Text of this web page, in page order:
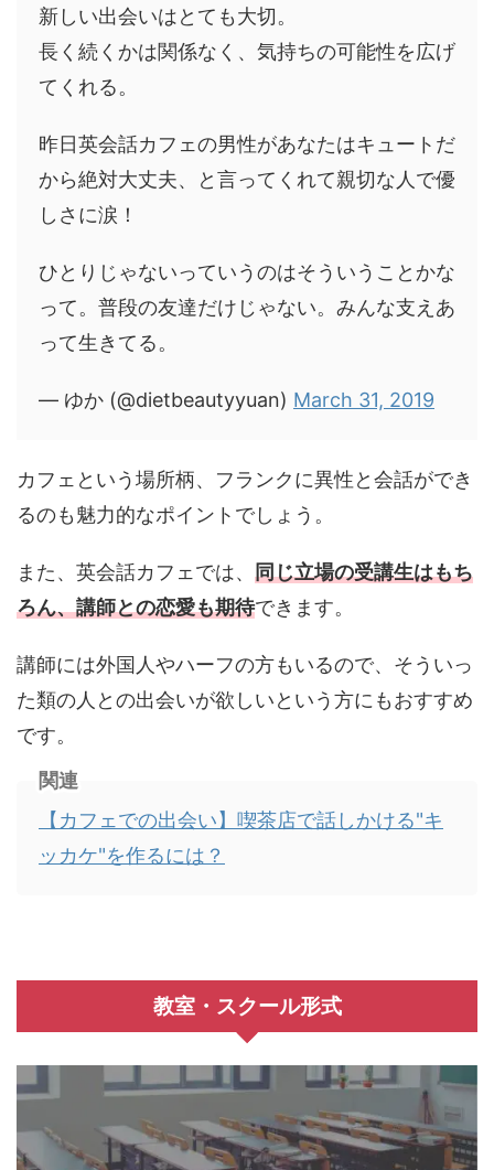
新しい出会いはとても大切。
長く続くかは関係なく、気持ちの可能性を広げ
てくれる。
昨日英会話カフェの男性があなたはキュートだ
から絶対大丈夫、と言ってくれて親切な人で優
しさに涙！
ひとりじゃないっていうのはそういうことかな
って。普段の友達だけじゃない。みんな支えあ
って生きてる。
— ゆか (@dietbeautyyuan) March 31, 2019
カフェという場所柄、フランクに異性と会話ができ
るのも魅力的なポイントでしょう。
また、英会話カフェでは、 同じ立場の受講生はもち
ろん、講師との恋愛も期待できます。
講師には外国人やハーフの方もいるので、そういっ
た類の人との出会いが欲しいという方にもおすすめ
です。
関連
【カフェでの出会い】喫茶店で話しかける"キ
ッカケ"を作るには？
教室・スクール形式